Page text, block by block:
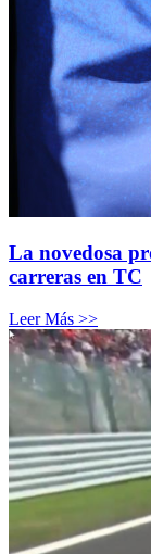
La novedosa
carreras en TC
Leer Más >>